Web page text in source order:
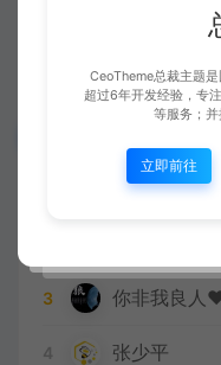
总裁
3 你非我良人
4 张少平
CeoTheme总裁主题
超过6年开发经验，专
等服务；并
立即前往